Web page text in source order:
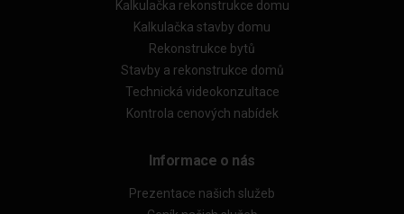
Kalkulačka rekonstrukce domu
Kalkulačka stavby domu
Rekonstrukce bytů
Stavby a rekonstrukce domů
Technická videokonzultace
Kontrola cenových nabídek
Informace o nás
Prezentace našich služeb